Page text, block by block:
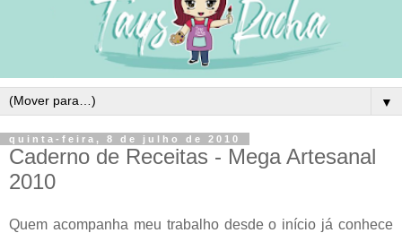
▼
quinta-feira, 8 de julho de 2010
Caderno de Receitas - Mega Artesanal
2010
Quem acompanha meu trabalho desde o início já conhece